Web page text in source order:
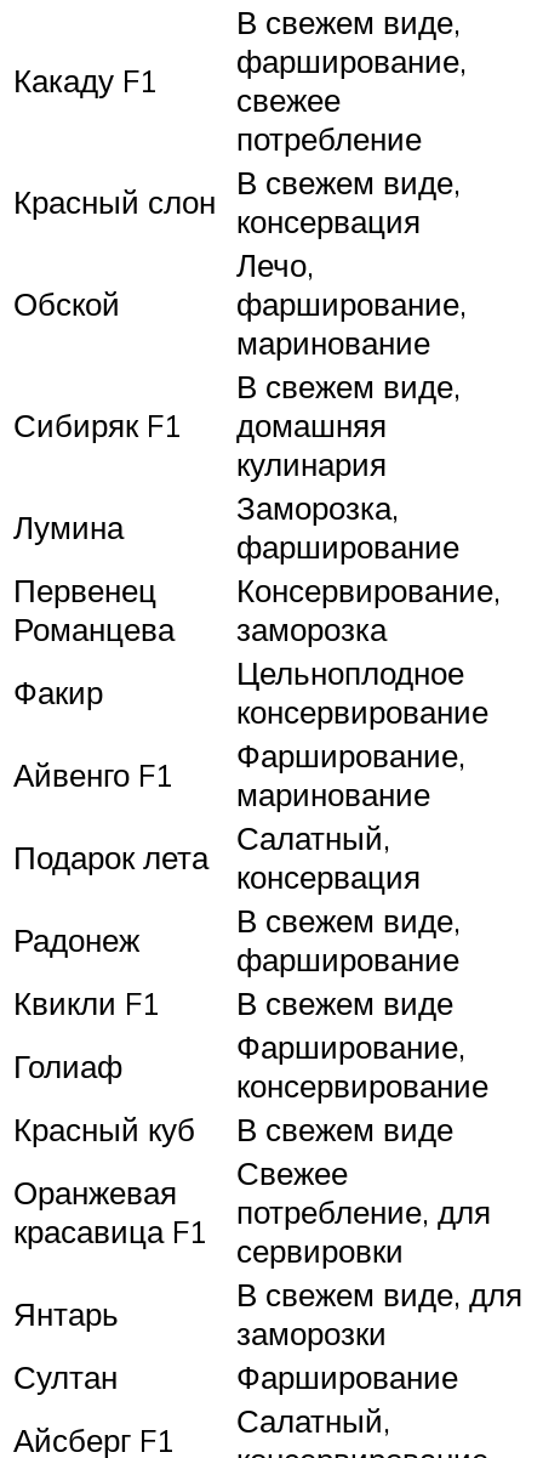
Какаду F1
В свежем виде,
фарширование,
свежее
потребление
Красный слон
В свежем виде,
консервация
Обской
Лечо,
фарширование,
маринование
Сибиряк F1
В свежем виде,
домашняя
кулинария
Лумина
Заморозка,
фарширование
Первенец
Романцева
Консервирование,
заморозка
Факир
Цельноплодное
консервирование
Айвенго F1
Фарширование,
маринование
Подарок лета
Салатный,
консервация
Радонеж
В свежем виде,
фарширование
Квикли F1
В свежем виде
Голиаф
Фарширование,
консервирование
Красный куб
В свежем виде
Оранжевая
красавица F1
Свежее
потребление, для
сервировки
Янтарь
В свежем виде, для
заморозки
Султан
Фарширование
Айсберг F1
Салатный,